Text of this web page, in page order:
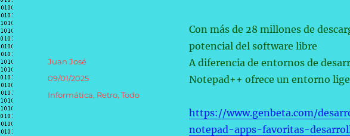
Con más de 28 millones de
potencial del software libre
A diferencia de entornos de
Notepad++ ofrece un entorno
https://www.genbeta.com/
notepad-apps-favoritas-
Autor
Juan José
Publicado
09/01/2025
Categorías
Informática, Retro,Todo